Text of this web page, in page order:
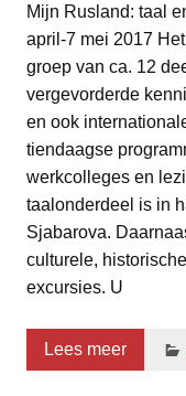
Mijn Rusland: taal
april-7 mei 2017
groep van ca. 12
vergevorderde
en ook
tiendaagse
werkcolleges en
taalonderdeel is in
Sjabarova.
culturele,
excursies. U
Lees meer